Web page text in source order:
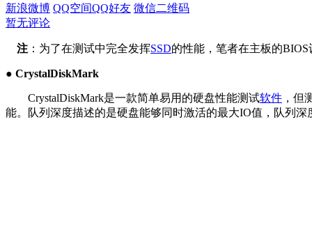
新浪微博 QQ空间QQ好友 微信二维码
暂无评论
注 ：为了在测试中完全发挥SSD的性能，笔者在主板的
● CrystalDiskMark
CrystalDiskMark是一款简单易用的硬盘性能测试软件 ，但
能。队列深度描述的是硬盘能够同时激活的最大IO值，队列